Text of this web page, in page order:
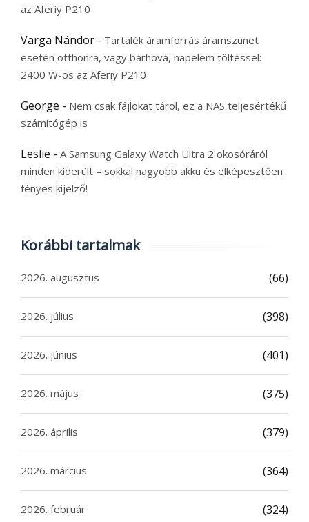
az Aferiy P210
Varga Nándor - Tartalék áramforrás áramszünet
esetén otthonra, vagy bárhová, napelem töltéssel:
2400 W-os az Aferiy P210
George - Nem csak fájlokat tárol, ez a NAS teljesértékű
számítógép is
Leslie - A Samsung Galaxy Watch Ultra 2 okosóráról
minden kiderült – sokkal nagyobb akku és elképesztően
fényes kijelző!
Korábbi tartalmak
2026. augusztus (66)
2026. július (398)
2026. június (401)
2026. május (375)
2026. április (379)
2026. március (364)
2026. február (324)